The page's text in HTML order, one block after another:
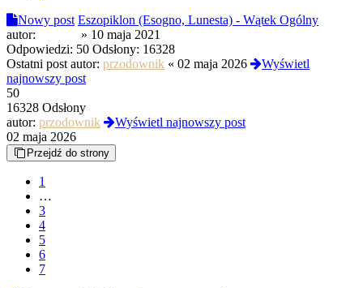
Nowy post Eszopiklon (Esogno, Lunesta) - Wątek Ogólny
autor:
» 10 maja 2021
Odpowiedzi: 50 Odsłony: 16328
Ostatni post autor: przodownik « 02 maja 2026
Wyświetl
najnowszy post
50
16328 Odsłony
autor: przodownik
Wyświetl najnowszy post
02 maja 2026
Przejdź do strony
1
…
3
4
5
6
7